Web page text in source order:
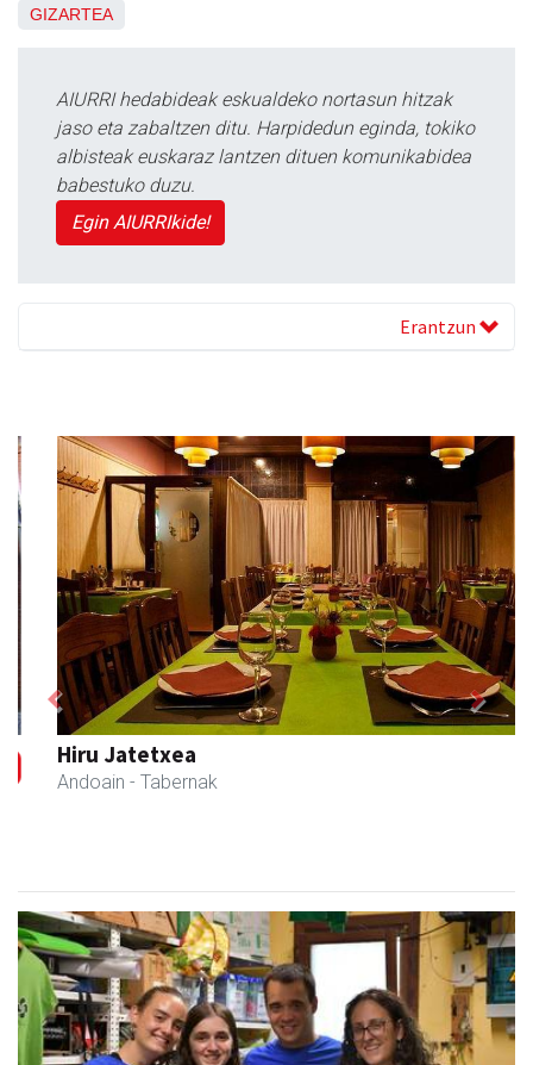
GIZARTEA
AIURRI hedabideak eskualdeko nortasun hitzak
jaso eta zabaltzen ditu. Harpidedun eginda, tokiko
albisteak euskaraz lantzen dituen komunikabidea
babestuko duzu.
Egin AIURRIkide!
Erantzun
Hiru Jatetxea
Andoain - Tabernak
Previous Next